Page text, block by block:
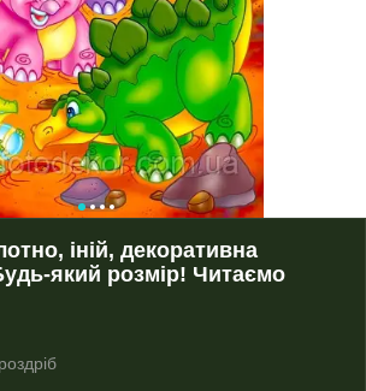
іній, декоративна
який розмір! Читаємо